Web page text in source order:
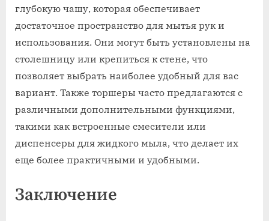
глубокую чашу, которая обеспечивает
достаточное пространство для мытья рук и
использования. Они могут быть установлены на
столешницу или крепиться к стене, что
позволяет выбрать наиболее удобный для вас
вариант. Также торшеры часто предлагаются с
различными дополнительными функциями,
такими как встроенные смесители или
диспенсеры для жидкого мыла, что делает их
еще более практичными и удобными.
Заключение